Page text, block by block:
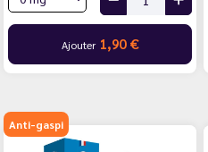
Ajouter 1,90 €
Anti-gaspi